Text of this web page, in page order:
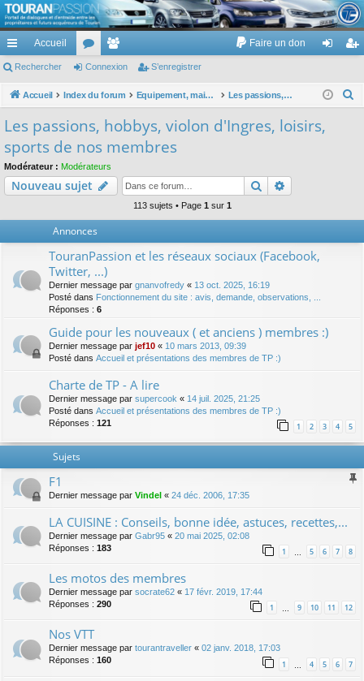
TouranPassion
Le forum des propriétaires ou futurs acquéreurs du Volkswagen Touran
cc
ès
de
Accueil
or
u
e
m
Faire un don
ne nr
Rechercher Connexion S’enregistrer
Accueil Index du forum Equipement, maison, famille, passion, hobby, détente, ... Les passions, hobbys, violon d'Ingres, loisirs, sports de nos membres
h
Les passions, hobbys, violon d'Ingres, loisirs,
sports de nos membres
Modérateur : Modérateurs
Nouveau sujet Rechercher
113 sujets • Page 1 sur 1
Annonces
TouranPassion et les réseaux sociaux (Facebook,
Twitter, ...)
Dernier message par gnanvofredy « 13 oct. 2025, 16:19
Posté dans Fonctionnement du site : avis, demande, observations, ...
Réponses : 6
Guide pour les nouveaux ( et anciens ) membres :)
Dernier message par jef10 « 10 mars 2013, 09:39
Posté dans Accueil et présentations des membres de TP :)
Charte de TP - A lire
Dernier message par supercook « 14 juil. 2025, 21:25
Posté dans Accueil et présentations des membres de TP :)
Réponses : 121 1 2 3 4 5
Sujets
F1
Dernier message par Vindel « 24 déc. 2006, 17:35
LA CUISINE : Conseils, bonne idée, astuces, recettes,...
Dernier message par Gabr95 « 20 mai 2025, 02:08
Réponses : 183 1 … 5 6 7 8
Les motos des membres
Dernier message par socrate62 « 17 févr. 2019, 17:44
Réponses : 290 1 … 9 10 11 12
Nos VTT
Dernier message par tourantraveller « 02 janv. 2018, 17:03
Réponses : 160 1 4 5 6 7